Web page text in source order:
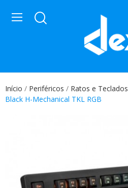
Início Periféricos Ratos e Teclados
Black H-Mechanical TKL RGB